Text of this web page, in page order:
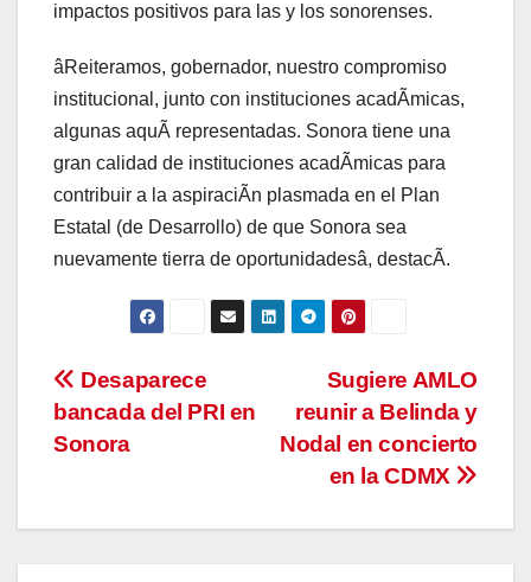
impactos positivos para las y los sonorenses.
âReiteramos, gobernador, nuestro compromiso
institucional, junto con instituciones acadÃmicas,
algunas aquÃ representadas. Sonora tiene una
gran calidad de instituciones acadÃmicas para
contribuir a la aspiraciÃn plasmada en el Plan
Estatal (de Desarrollo) de que Sonora sea
nuevamente tierra de oportunidadesâ, destacÃ.
Navegación
de
Sugiere AMLO
reunir a Belinda y
Nodal en concierto
en la CDMX
Desaparece
bancada del PRI en
Sonora